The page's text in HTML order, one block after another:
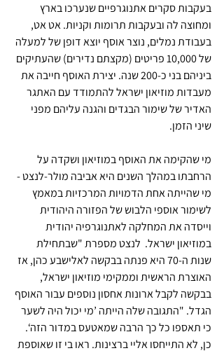
בעקבות סקרים אתנוגרפיים שנערכו בארץ
ומחוצה לה ובעקבות תרומות וקניות. אט אט,
בעבודת נמלים, נוצר אוסף יוצא דופן של למעלה
של 10,000 פריטים (מקצתם נדירים) שהעתיקים
ביניהם בני כ-200 שנה. יצירת האוסף חייבה את
מעבדות מוזיאון ישראל להתמודד עם האתגר
האדיר של שימור הבגדים והגנה עליהם מפני
שיני הזמן.
מי שהקימה את האוסף במוזיאון ושקדה על
הרחבתו במהלך השנים היא אביבה מולר-לנצט -
מי שהייתה אחת הדמויות המרכזיות במאמץ
לשימור אוספי הלבוש של הפזורה היהודית
וייסדה את המחלקה לאתנוגרפיה יהודית
במוזיאון ישראל. לנצט מספרת "שבתחילת
שנות ה-70 היא פנתה בבקשה לאלישבע כהן, אז
האוצרת הראשית וממקימי מוזיאון ישראל,
בבקשה לקבל ארונות אחסון נוספים עבור האוסף
הגדל. "התגובה שלה הייתה ’מי יכול היה לשער
כי תאספו כל כך הרבה שמאטעס במדור הזה‘.
כן, לא התייחסו אליי ברצינות. ראו בי זו שאוספת